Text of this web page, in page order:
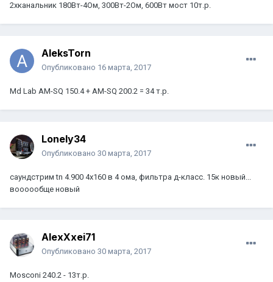
2хканальник 180Вт-4Ом, 300Вт-2Ом, 600Вт мост 10т.р.
AleksTorn
Опубликовано 16 марта, 2017
Md Lab AM-SQ 150.4 + AM-SQ 200.2 = 34 т.р.
Lonely34
Опубликовано 30 марта, 2017
саундстрим tn 4.900 4х160 в 4 ома, фильтра д-класс. 15к новый...
воооообще новый
AlexXxei71
Опубликовано 30 марта, 2017
Mosconi 240.2 - 13т.р.